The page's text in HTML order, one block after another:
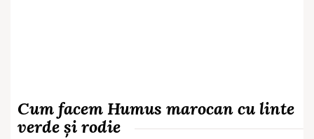
Cum facem Humus marocan cu linte
verde și rodie